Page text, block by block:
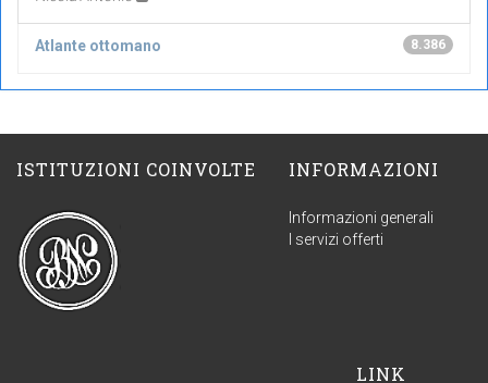
8.386
Atlante ottomano
ISTITUZIONI COINVOLTE INFORMAZIONI
Informazioni generali
I servizi offerti
LINK